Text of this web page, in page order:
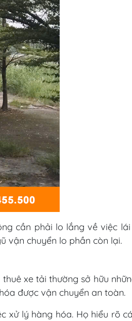
cần phải lo lắng về việc lái
vận chuyển lo phần còn lại.
xe tải thường sở hữu
được vận chuyển an toàn.
xử lý hàng hóa. Họ hiểu rõ